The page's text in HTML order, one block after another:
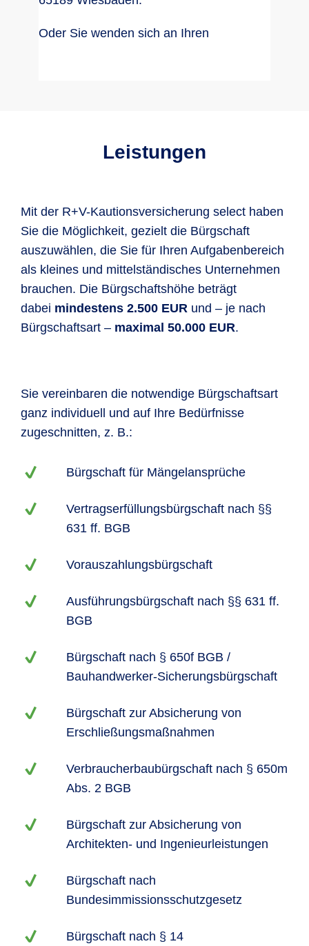
Oder Sie wenden sich an Ihren
Leistungen
Mit der R+V-Kautionsversicherung select haben
Sie die Möglichkeit, gezielt die Bürgschaft
auszuwählen, die Sie für Ihren Aufgabenbereich
als kleines und mittelständisches Unternehmen
brauchen. Die Bürgschaftshöhe beträgt
dabei mindestens 2.500 EUR und – je nach
Bürgschaftsart – maximal 50.000 EUR.
Sie vereinbaren die notwendige Bürgschaftsart
ganz individuell und auf Ihre Bedürfnisse
zugeschnitten, z. B.:
Bürgschaft für Mängelansprüche
Vertragserfüllungsbürgschaft nach §§
631 ff. BGB
Vorauszahlungsbürgschaft
Ausführungsbürgschaft nach §§ 631 ff.
BGB
Bürgschaft nach § 650f BGB /
Bauhandwerker-Sicherungsbürgschaft
Bürgschaft zur Absicherung von
Erschließungsmaßnahmen
Verbraucherbaubürgschaft nach § 650m
Abs. 2 BGB
Bürgschaft zur Absicherung von
Architekten- und Ingenieurleistungen
Bürgschaft nach
Bundesimmissionsschutzgesetz
Bürgschaft nach § 14